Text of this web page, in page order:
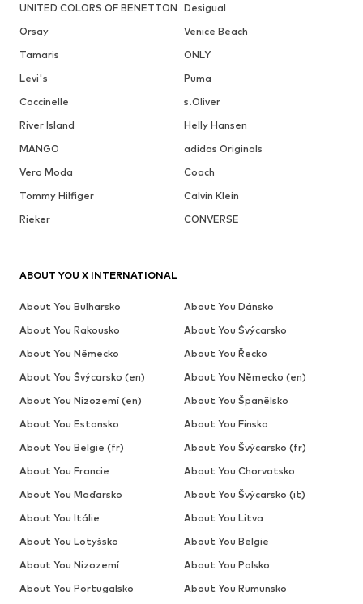
UNITED COLORS OF BENETTON Desigual
Orsay
Venice Beach
Tamaris
ONLY
Levi's
Puma
Coccinelle
s.Oliver
River Island
Helly Hansen
MANGO
adidas Originals
Vero Moda
Coach
Tommy Hilfiger
Calvin Klein
Rieker
CONVERSE
ABOUT YOU X INTERNATIONAL
About You Bulharsko
About You Dánsko
About You Rakousko
About You Švýcarsko
About You Německo
About You Řecko
About You Švýcarsko (en)
About You Německo (en)
About You Nizozemí (en)
About You Španělsko
About You Estonsko
About You Finsko
About You Belgie (fr)
About You Švýcarsko (fr)
About You Francie
About You Chorvatsko
About You Maďarsko
About You Švýcarsko (it)
About You Itálie
About You Litva
About You Lotyšsko
About You Belgie
About You Nizozemí
About You Polsko
About You Portugalsko
About You Rumunsko